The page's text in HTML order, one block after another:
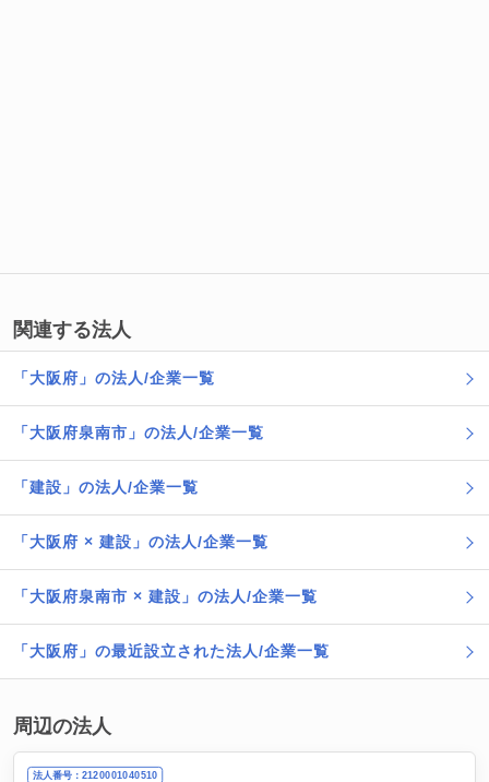
関連する法人
「大阪府」の法人/企業一覧
「大阪府泉南市」の法人/企業一覧
「建設」の法人/企業一覧
「大阪府 × 建設」の法人/企業一覧
「大阪府泉南市 × 建設」の法人/企業一覧
「大阪府」の最近設立された法人/企業一覧
周辺の法人
法人番号：2120001040510